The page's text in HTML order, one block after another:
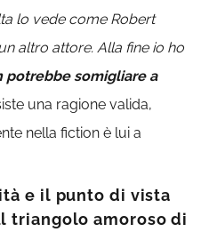
lo vede come Robert
altro attore. Alla fine io ho
potrebbe somigliare a
una ragione valida,
nella fiction è lui a
e il punto di vista
triangolo amoroso di